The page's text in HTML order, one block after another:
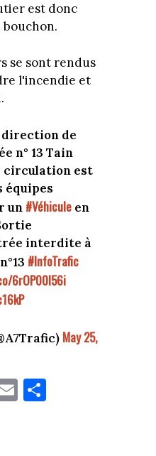
est donc
se sont rendus
l'incendie et
direction de
n° 13 Tain
circulation est
équipes
un #Véhicule en
interdite à
#InfoTrafic
6rOP00l56i
May 25,
E
m
Pa